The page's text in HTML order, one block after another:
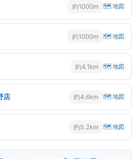
約1000m 🗺 地図
約1000m 🗺 地図
約4.1km 🗺 地図
店 約4.6km 🗺 地図
約5.2km 🗺 地図